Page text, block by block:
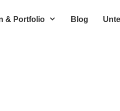
& Portfolio Blog